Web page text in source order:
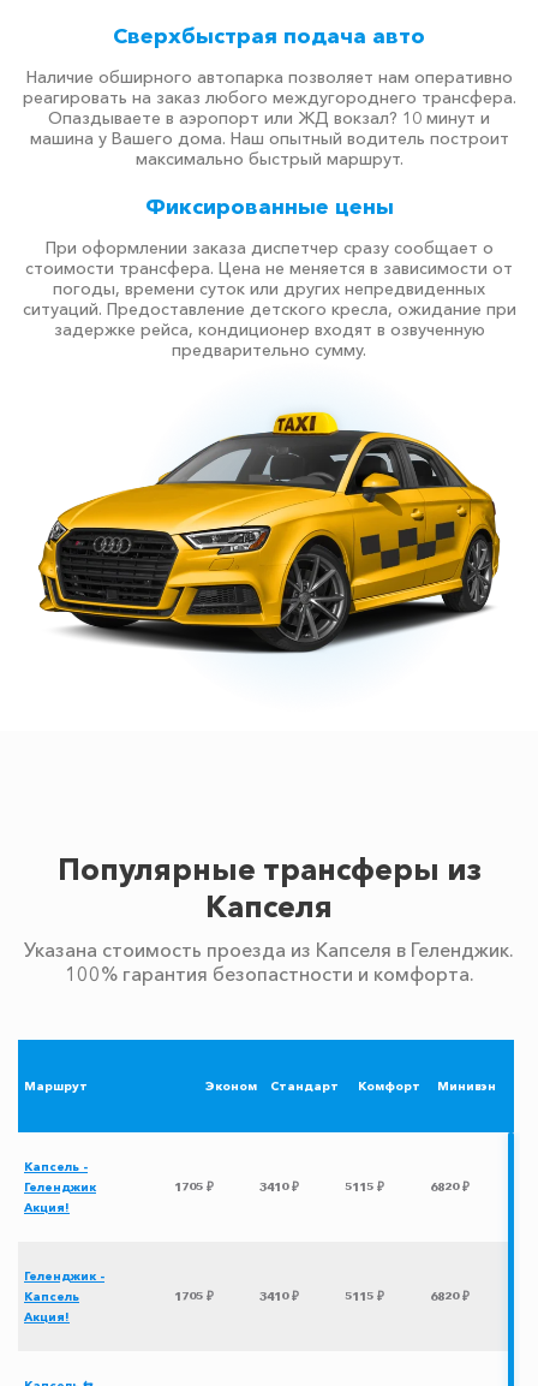
Сверхбыстрая подача авто
Наличие обширного автопарка позволяет нам оперативно
реагировать на заказ любого междугороднего трансфера.
Опаздываете в аэропорт или ЖД вокзал? 10 минут и
машина у Вашего дома. Наш опытный водитель построит
максимально быстрый маршрут.
Фиксированные цены
При оформлении заказа диспетчер сразу сообщает о
стоимости трансфера. Цена не меняется в зависимости от
погоды, времени суток или других непредвиденных
ситуаций. Предоставление детского кресла, ожидание при
задержке рейса, кондиционер входят в озвученную
предварительно сумму.
Популярные трансферы из
Капселя
Указана стоимость проезда из Капселя в Геленджик.
100% гарантия безопастности и комфорта.
Маршрут Эконом Стандарт Комфорт Минивэн
Капсель -
Геленджик
Акция!
1705 ₽ 3410 ₽ 5115 ₽ 6820 ₽
Геленджик -
Капсель
Акция!
1705 ₽ 3410 ₽ 5115 ₽ 6820 ₽